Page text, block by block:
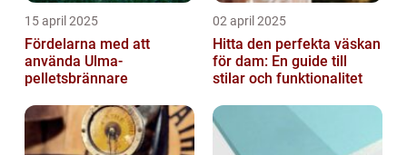
15 april 2025
Fördelarna med att
använda Ulma-
pelletsbrännare
02 april 2025
Hitta den perfekta väskan
för dam: En guide till
stilar och funktionalitet